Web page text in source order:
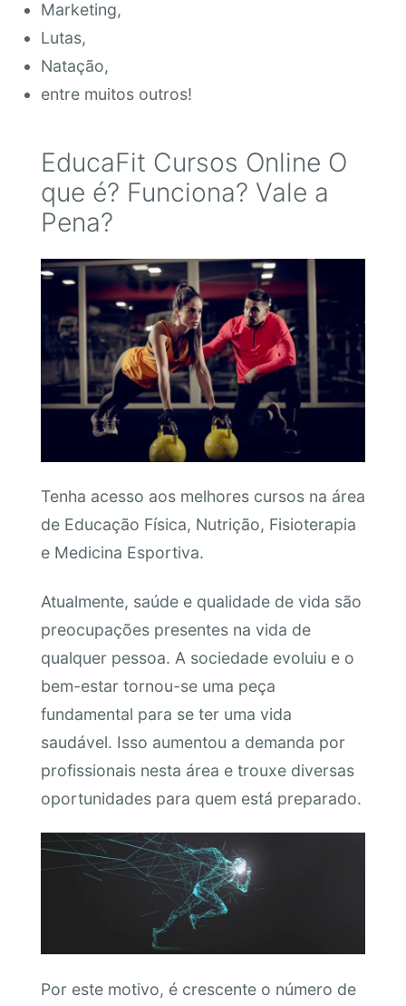
Marketing,
Lutas,
Natação,
entre muitos outros!
EducaFit Cursos Online O
que é? Funciona? Vale a
Pena?
Tenha acesso aos melhores cursos na área
de Educação Física, Nutrição, Fisioterapia
e Medicina Esportiva.
Atualmente, saúde e qualidade de vida são
preocupações presentes na vida de
qualquer pessoa. A sociedade evoluiu e o
bem-estar tornou-se uma peça
fundamental para se ter uma vida
saudável. Isso aumentou a demanda por
profissionais nesta área e trouxe diversas
oportunidades para quem está preparado.
Por este motivo, é crescente o número de